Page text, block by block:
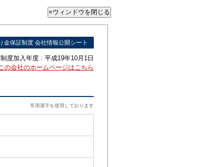
金保証制度 会社情報公開シート
度加入年度 : 平成19年10月1日
の会社のホームページはこちら
常用漢字を使用しております